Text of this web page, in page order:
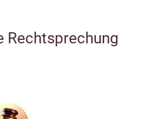
Rechtsprechung